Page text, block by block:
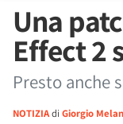
Una
Effect 2
Presto anche
NOTIZIAdi Giorgio